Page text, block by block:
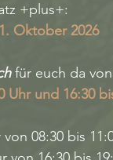
+plus+:
Oktober 2026
für euch da
Uhr und 16:30
08:30 bis